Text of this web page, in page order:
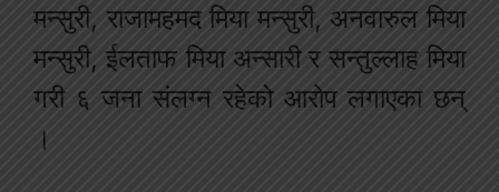
मन्सुरी, राजामहमद मिया मन्सुरी, अनवारुल मिया
मन्सुरी, ईलताफ मिया अन्सारी र सन्तुल्लाह मिया
गरी ६ जना संलग्न रहेको आरोप लगाएका छन्
।